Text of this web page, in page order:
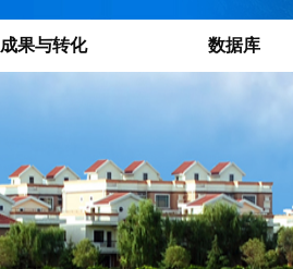
成果与转化 数据库